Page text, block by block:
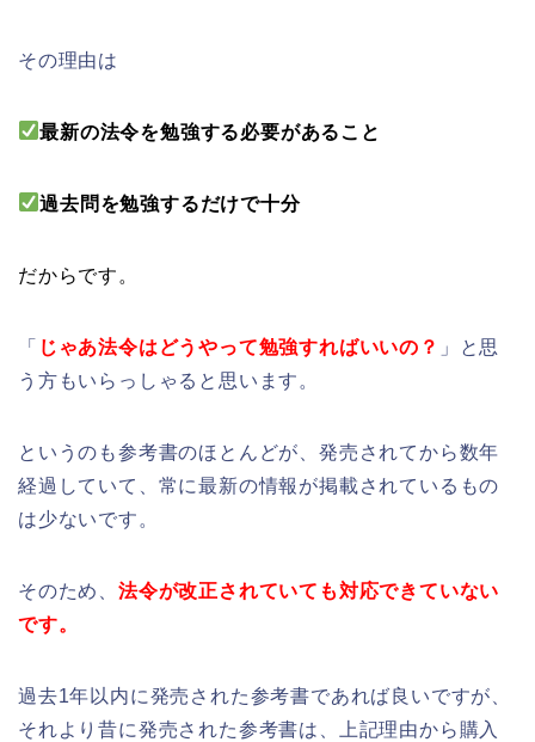
その理由は
最新の法令を勉強する必要があること
過去問を勉強するだけで十分
だからです。
「 じゃあ法令はどうやって勉強すればいいの？ 」と思
う方もいらっしゃると思います。
というのも参考書のほとんどが、発売されてから数年
経過していて、常に最新の情報が掲載されているもの
は少ないです。
そのため、 法令が改正されていても対応できていない
です。
過去1年以内に発売された参考書であれば良いですが、
それより昔に発売された参考書は、上記理由から購入